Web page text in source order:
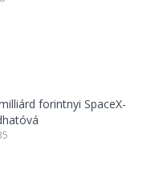
forintnyi SpaceX-